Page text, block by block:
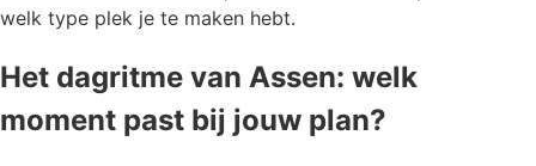
welk type plek je te maken hebt.
Het dagritme van Assen: welk
moment past bij jouw plan?